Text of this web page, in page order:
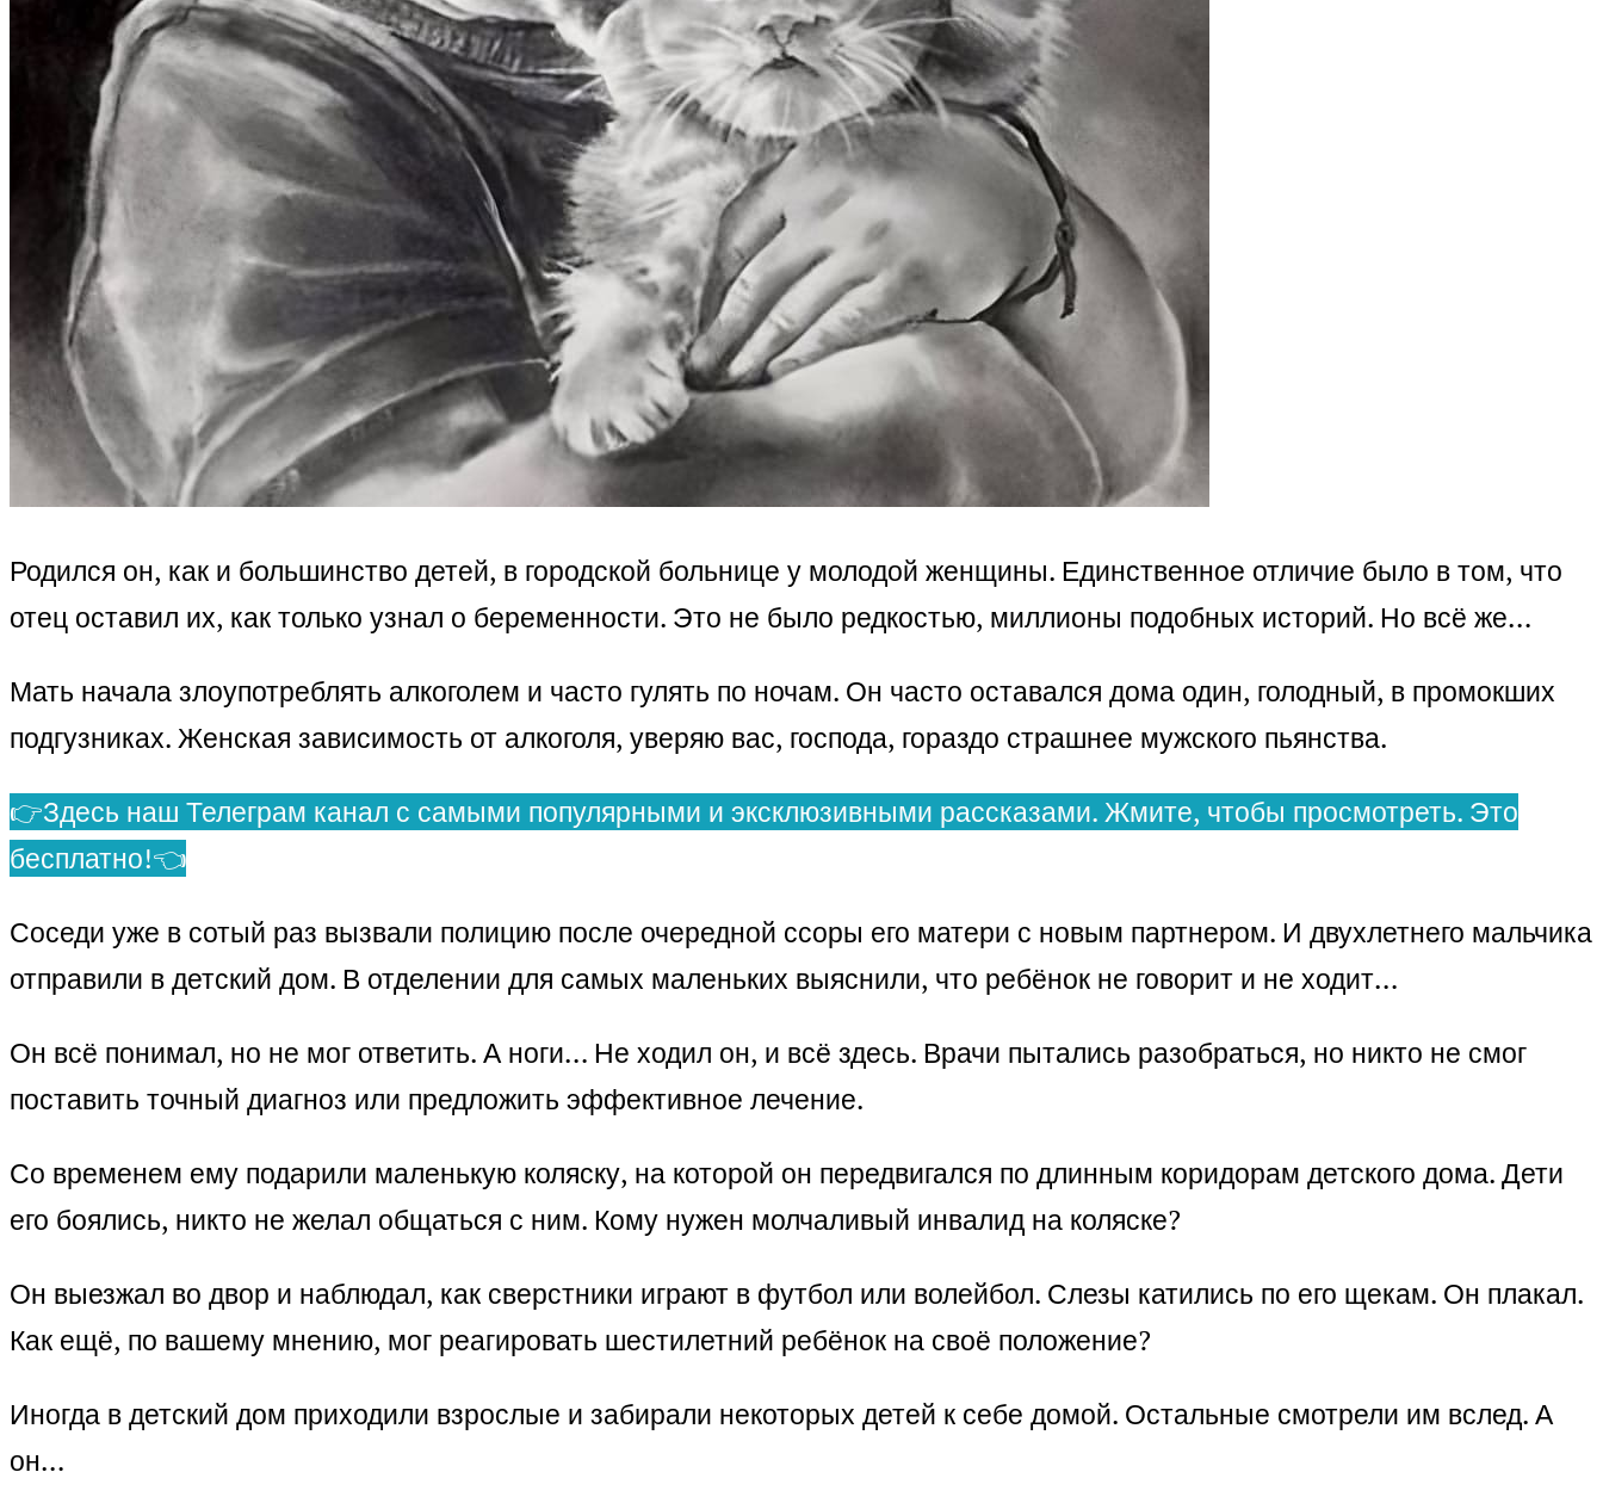
Родился он, как и большинство детей, в городской больнице у молодой женщины. Единственное отличие было в том, что
отец оставил их, как только узнал о беременности. Это не было редкостью, миллионы подобных историй. Но всё же…
Мать начала злоупотреблять алкоголем и часто гулять по ночам. Он часто оставался дома один, голодный, в промокших
подгузниках. Женская зависимость от алкоголя, уверяю вас, господа, гораздо страшнее мужского пьянства.
👉Здесь наш Телеграм канал с самыми популярными и эксклюзивными рассказами. Жмите, чтобы просмотреть. Это
бесплатно!👈
Соседи уже в сотый раз вызвали полицию после очередной ссоры его матери с новым партнером. И двухлетнего мальчика
отправили в детский дом. В отделении для самых маленьких выяснили, что ребёнок не говорит и не ходит…
Он всё понимал, но не мог ответить. А ноги… Не ходил он, и всё здесь. Врачи пытались разобраться, но никто не смог
поставить точный диагноз или предложить эффективное лечение.
Со временем ему подарили маленькую коляску, на которой он передвигался по длинным коридорам детского дома. Дети
его боялись, никто не желал общаться с ним. Кому нужен молчаливый инвалид на коляске?
Он выезжал во двор и наблюдал, как сверстники играют в футбол или волейбол. Слезы катились по его щекам. Он плакал.
Как ещё, по вашему мнению, мог реагировать шестилетний ребёнок на своё положение?
Иногда в детский дом приходили взрослые и забирали некоторых детей к себе домой. Остальные смотрели им вслед. А
он…